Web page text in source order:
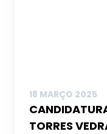
18 MARÇO 2025
TORRES